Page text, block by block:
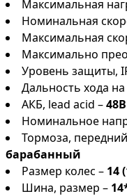
Максимальная
Номинальная
Максимальная
Максимально
Уровень защиты,
Дальность хода
АКБ, lead acid –
Номинальное
Тормоза,
барабанный
Размер колес – 14
Шина, размер –